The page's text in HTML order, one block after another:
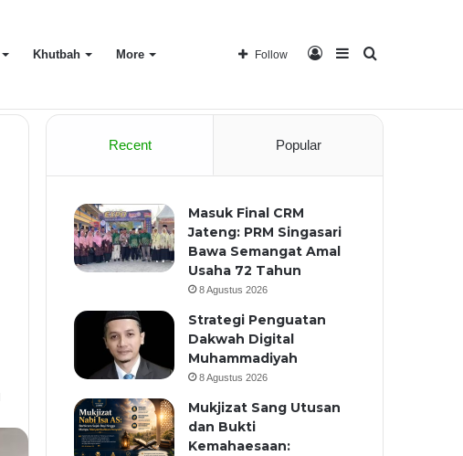
Khutbah More Sidebar
Log
Follow
Recent Popular
Masuk Final CRM
Jateng: PRM Singasari
Bawa Semangat Amal
Usaha 72 Tahun
8 Agustus 2026
Strategi Penguatan
Dakwah Digital
Muhammadiyah
8 Agustus 2026
Mukjizat Sang Utusan
dan Bukti
Kemahaesaan: